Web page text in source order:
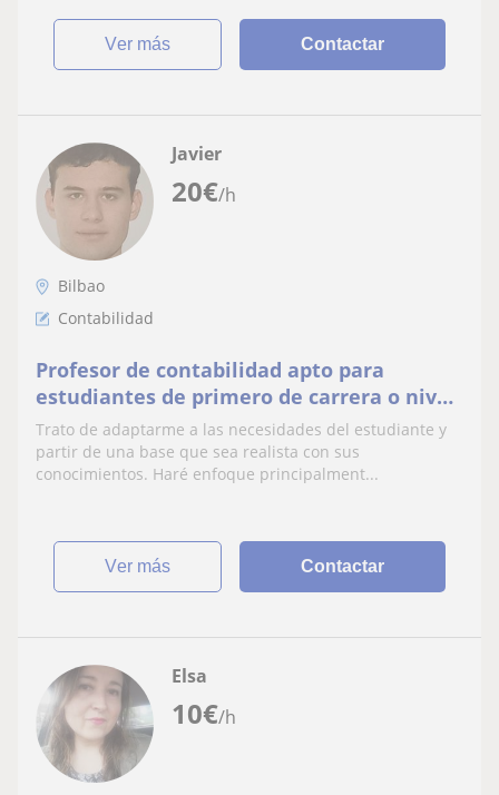
ver más Contactar
20€/h
Javier
Bilbao
Contabilidad
Profesor de contabilidad apto para
estudiantes de primero de carrera o nivel
inferior
Trato de adaptarme a las necesidades del estudiante y
partir de una base que sea realista con sus
conocimientos. Haré enfoque principalment...
ver más Contactar
10€/h
Elsa